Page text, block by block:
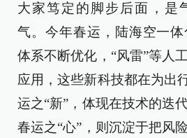
大家笃定的脚步后面，是
气。今年春运，陆海空一
体系不断优化，“风雷”等人
应用，这些新科技都在为出
运之“新”，体现在技术的迭
春运之“心”，则沉淀于把风